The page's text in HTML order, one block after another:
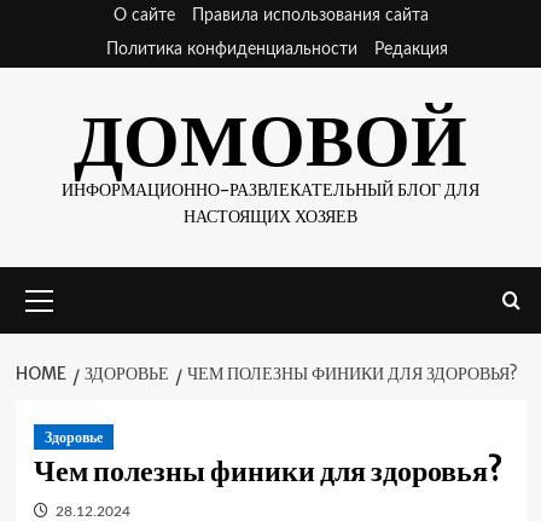
content
О сайте
Правила использования сайта
Политика конфиденциальности
Редакция
ДОМОВОЙ
ИНФОРМАЦИОННО-РАЗВЛЕКАТЕЛЬНЫЙ БЛОГ ДЛЯ
НАСТОЯЩИХ ХОЗЯЕВ
Menu
HOME ЗДОРОВЬЕ ЧЕМ ПОЛЕЗНЫ ФИНИКИ ДЛЯ ЗДОРОВЬЯ?
Здоровье
Чем полезны финики для здоровья?
28.12.2024